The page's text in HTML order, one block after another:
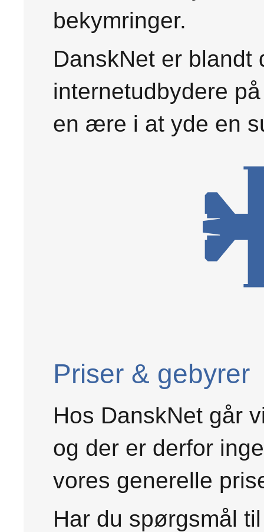
bekymringer.
DanskNet er blandt
internetudbydere
en ære i at yde en
Priser & gebyrer
Hos DanskNet går
og der er derfor
vores generelle
Har du spørgsmål